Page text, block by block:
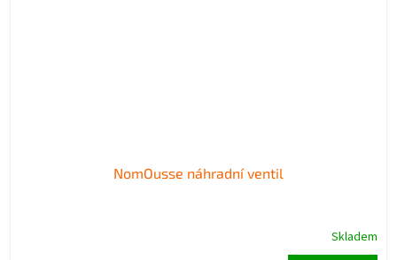
NomOusse náhradní ventil
Skladem